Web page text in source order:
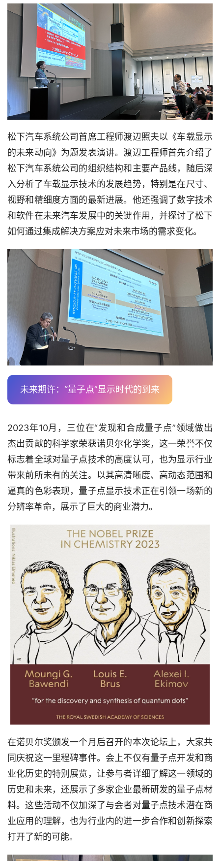
松下汽车系统公司首席工程师渡辺照夫以《车载显示
的未来动向》为题发表演讲。渡辺工程师首先介绍了
松下汽车系统公司的组织结构和主要产品线，随后深
入分析了车载显示技术的发展趋势，特别是在尺寸、
视野和精细度方面的最新进展。他还强调了数字技术
和软件在未来汽车发展中的关键作用，并探讨了松下
如何通过集成解决方案应对未来市场的需求变化。
未来期许：“量子点”显示时代的到来
2023年10月，三位在“发现和合成量子点”领域做出
杰出贡献的科学家荣获诺贝尔化学奖，这一荣誉不仅
标志着全球对量子点技术的高度认可，也为显示行业
带来前所未有的关注。以其高清晰度、高动态范围和
逼真的色彩表现，量子点显示技术正在引领一场新的
分辨率革命，展示了巨大的商业潜力。
在诺贝尔奖颁发一个月后召开的本次论坛上，大家共
同庆祝这一里程碑事件。会上不仅有量子点开发和商
业化历史的特别展览，让参与者详细了解这一领域的
历史和未来，还展示了多家企业最新研发的量子点材
料。这些活动不仅加深了与会者对量子点技术潜在商
业应用的理解，也为行业内的进一步合作和创新探索
打开了新的可能。